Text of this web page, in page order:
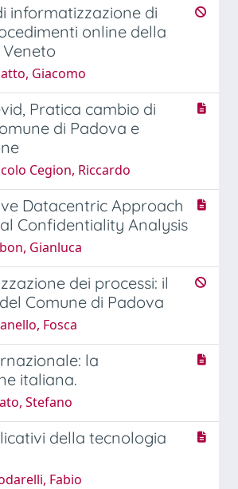
informatizzazione di
online della
Giacomo
Pratica cambio di
di Padova e
Cegion, Riccardo
Datacentric Approach
Confidentiality Analysis
Gianluca
dei processi: il
Comune di Padova
Fosca
la
italiana.
Stefano
della tecnologia
Fabio